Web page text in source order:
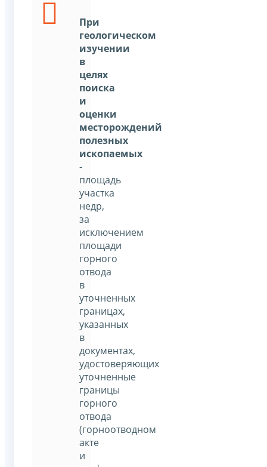
При
геологическом
изучении
в
целях
поиска
и
оценки
месторождений
полезных
ископаемых
-
площадь
участка
недр,
за
исключением
площади
горного
отвода
в
уточненных
границах,
указанных
в
документах,
удостоверяющих
уточненные
границы
горного
отвода
(горноотводном
акте
и